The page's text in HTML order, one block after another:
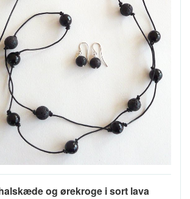
og ørekroge i sort lava